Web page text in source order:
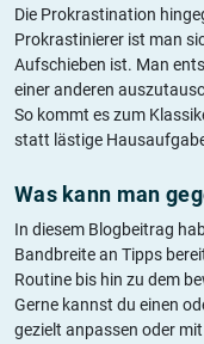
Die Prokrastination
Prokrastinierer ist man
Aufschieben ist. Man
einer anderen
So kommt es zum
statt lästige
Was kann man
In diesem Blogbeitrag
Bandbreite an Tipps
Routine bis hin zu dem
Gerne kannst du einen
gezielt anpassen oder